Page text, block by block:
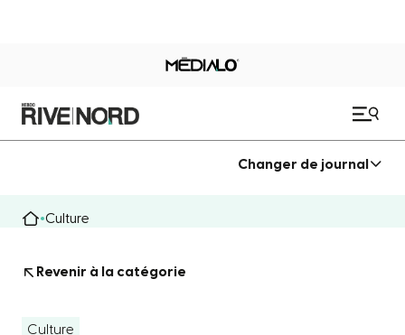
Changer de journal
Culture
Revenir à la catégorie
Culture